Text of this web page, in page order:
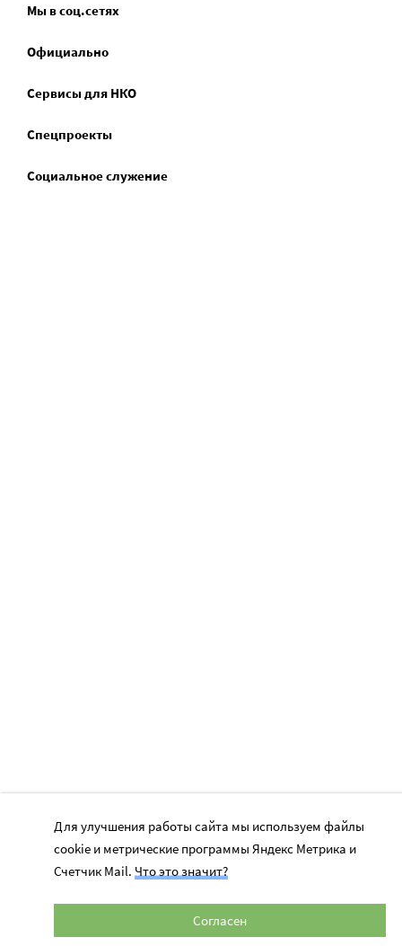
Мы в соц.сетях
Официально
Сервисы для НКО
Спецпроекты
Социальное служение
Для улучшения работы сайта мы используем файлы
cookie и метрические программы Яндекс Метрика и
Счетчик Mail. Что это значит?
Согласен